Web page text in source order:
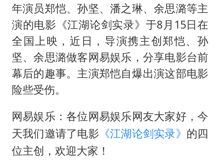
年演员郑恺、孙坚、潘之琳、余思潞等主
演的电影《江湖论剑实录》于8月15日在
全国上映，近日，导演携主创郑恺、孙
坚、余思潞做客网易娱乐，分享电影台前
幕后的趣事。主演郑恺自爆出演这部电影
险些受伤。
网易娱乐：各位网易娱乐网友大家好，今
天我们邀请了电影 《江湖论剑实录》 的四
位主创，欢迎大家！